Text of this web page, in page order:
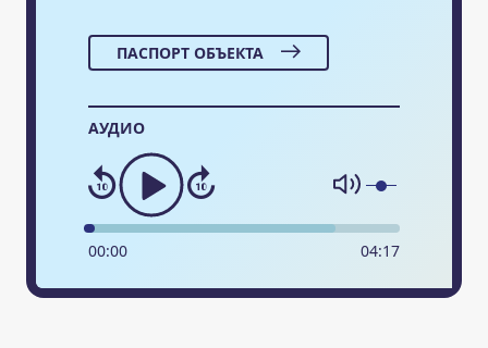
ПАСПОРТ ОБЪЕКТА
АУДИО
00:00 04:17